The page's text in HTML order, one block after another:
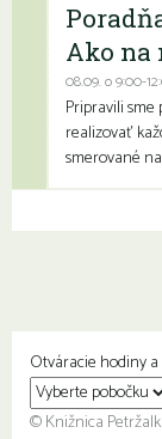
Ako na
08.09. o 9:00-
Pripravili
realizovať
smerované
Otváracie hodiny
© Knižnica